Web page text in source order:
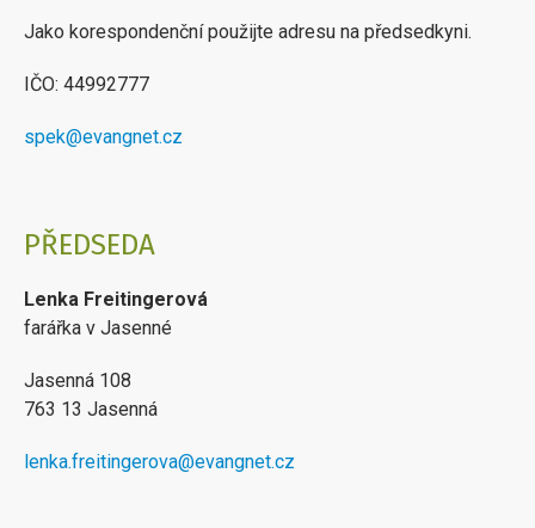
Jako korespondenční použijte adresu na předsedkyni.
IČO: 44992777
spek@evangnet.cz
PŘEDSEDA
Lenka Freitingerová
farářka v Jasenné
Jasenná 108
763 13 Jasenná
lenka.freitingerova@evangnet.cz